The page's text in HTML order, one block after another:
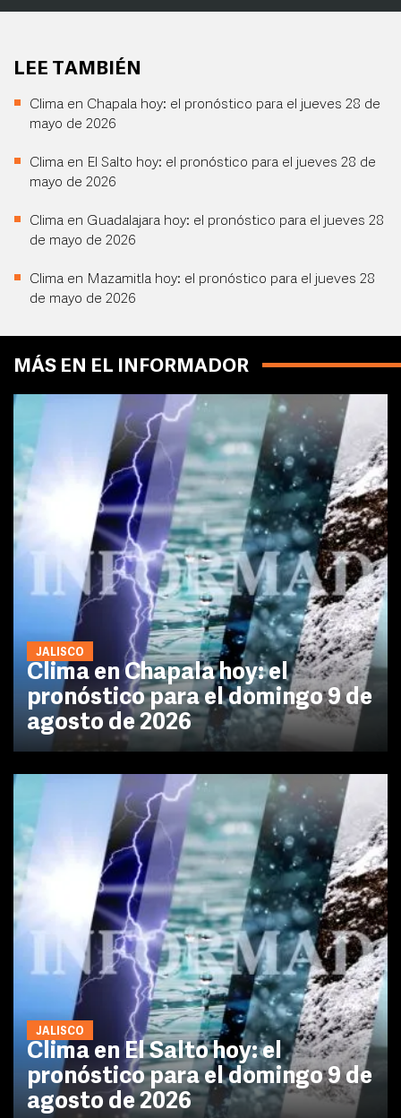
LEE TAMBIÉN
Clima en Chapala hoy: el pronóstico para el jueves 28 de
mayo de 2026
Clima en El Salto hoy: el pronóstico para el jueves 28 de
mayo de 2026
Clima en Guadalajara hoy: el pronóstico para el jueves 28
de mayo de 2026
Clima en Mazamitla hoy: el pronóstico para el jueves 28
de mayo de 2026
MÁS EN EL INFORMADOR
JALISCO
Clima en Chapala hoy: el
pronóstico para el domingo 9 de
agosto de 2026
JALISCO
Clima en El Salto hoy: el
pronóstico para el domingo 9 de
agosto de 2026